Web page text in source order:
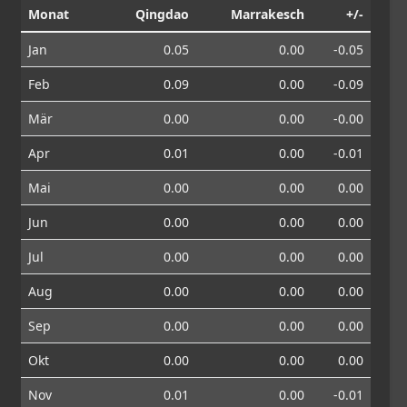
Monat Qingdao Marrakesch +/-
Jan 0.05 0.00
-0.05
Feb
0.09 0.00
-0.09
Mär
0.00 0.00
-0.00
Apr
0.01 0.00
-0.01
Mai
0.00 0.00
0.00
Jun
0.00 0.00
0.00
Jul
0.00 0.00
0.00
Aug
0.00 0.00
0.00
Sep
0.00 0.00
0.00
Okt
0.00 0.00
0.00
Nov
0.01 0.00 -0.01